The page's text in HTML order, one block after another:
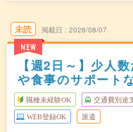
未読
NEW
掲載日 2026/08/07
【週2日～】少人
や食事のサポート
職種未経験OK 交通費別途
WEB登録OK 派遣